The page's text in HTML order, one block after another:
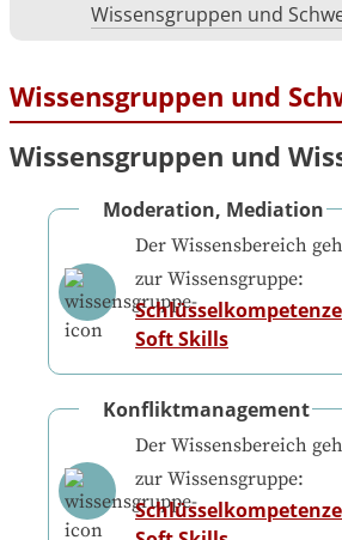
Wissensgruppen und
Wissensgruppen und
Wissensgruppen und
Moderation, Mediation
Der Wissensbereich
zur Wissensgruppe:
Soft Skills
Konfliktmanagement
Der Wissensbereich
zur Wissensgruppe: